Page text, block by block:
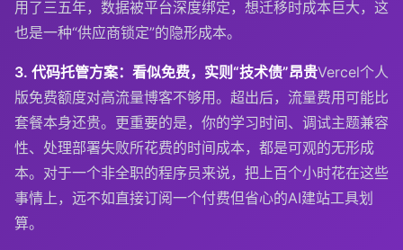
用了三五年，数据被平台深度绑定，想迁移时成本巨大，这
也是一种“供应商锁定”的隐形成本。
3. 代码托管方案：看似免费，实则“技术债”昂贵Vercel个人
版免费额度对高流量博客不够用。超出后，流量费用可能比
套餐本身还贵。更重要的是，你的学习时间、调试主题兼容
性、处理部署失败所花费的时间成本，都是可观的无形成
本。对于一个非全职的程序员来说，把上百个小时花在这些
事情上，远不如直接订阅一个付费但省心的AI建站工具划
算。